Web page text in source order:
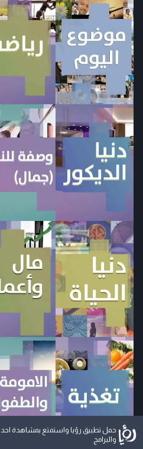
حمل تطبيق رؤيا واستمتع بمشاهدة
والبرامج